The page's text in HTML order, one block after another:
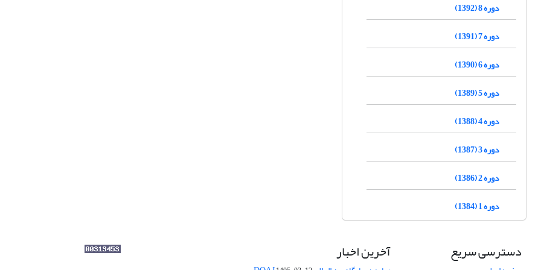
دوره 8 (1392)
دوره 7 (1391)
دوره 6 (1390)
دوره 5 (1389)
دوره 4 (1388)
دوره 3 (1387)
دوره 2 (1386)
دوره 1 (1384)
دسترسی سریع آخرین اخبار